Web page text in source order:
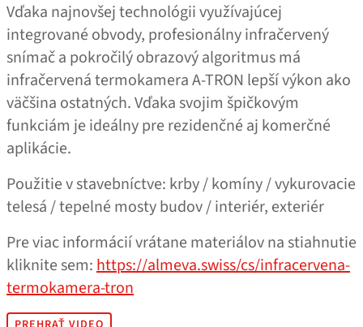
Vďaka najnovšej technológii využívajúcej
integrované obvody, profesionálny infračervený
snímač a pokročilý obrazový algoritmus má
infračervená termokamera A‑TRON lepší výkon ako
väčšina ostatných. Vďaka svojim špičkovým
funkciám je ideálny pre rezidenčné aj komerčné
aplikácie.
Použitie v stavebníctve: krby / komíny / vykurovacie
telesá / tepelné mosty budov / interiér, exteriér
Pre viac informácií vrátane materiálov na stiahnutie
kliknite sem:https://almeva.swiss/cs/infracervena-
termokamera-tron